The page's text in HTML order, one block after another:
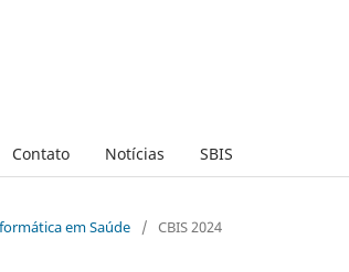
Contato Notícias SBIS
em Saúde / CBIS 2024